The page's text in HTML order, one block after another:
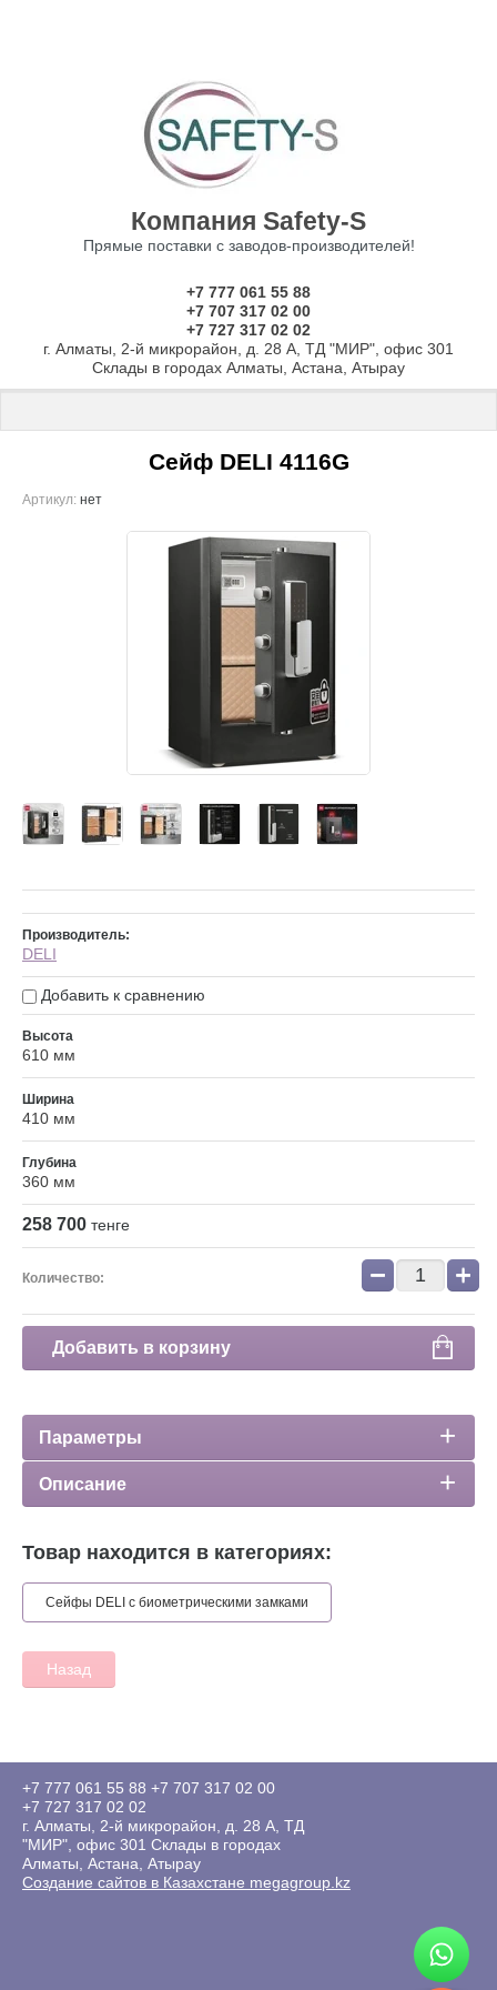
Компания Safety-S
Прямые поставки с заводов-производителей!
+7 777 061 55 88
+7 707 317 02 00
+7 727 317 02 02
г. Алматы, 2-й микрорайон, д. 28 А, ТД "МИР", офис 301
Склады в городах Алматы, Астана, Атырау
СЕЙФЫ ДЛЯ ДОМА И ОФИСА
Сейф DELI 4116G
Артикул: нет
Производитель:
DELI
Добавить к сравнению
Высота
610 мм
Ширина
410 мм
Глубина
360 мм
258 700 тенге
Количество: − +
Добавить в корзину
Параметры
Описание
Товар находится в категориях:
Сейфы DELI с биометрическими замками
Назад
+7 777 061 55 88 +7 707 317 02 00
+7 727 317 02 02
г. Алматы, 2-й микрорайон, д. 28 А, ТД
"МИР", офис 301 Склады в городах
Алматы, Астана, Атырау
Создание сайтов в Казахстане megagroup.kz